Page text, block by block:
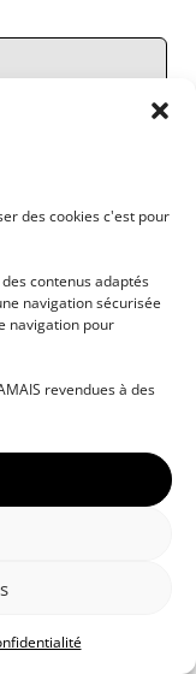
des cookies c'est pour
contenus adaptés
navigation sécurisée
navigation pour
revendues à des
• Paris •